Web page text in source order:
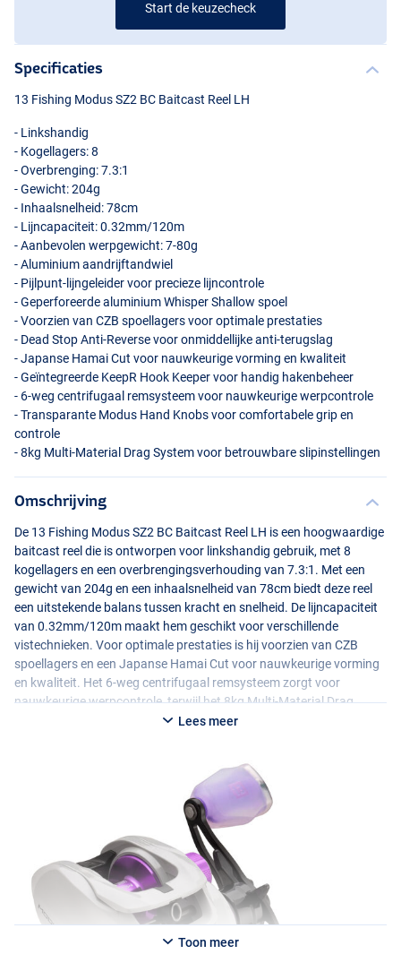
Start de keuzecheck
Specificaties
13 Fishing Modus SZ2 BC Baitcast Reel LH
- Linkshandig
- Kogellagers: 8
- Overbrenging: 7.3:1
- Gewicht: 204g
- Inhaalsnelheid: 78cm
- Lijncapaciteit: 0.32mm/120m
- Aanbevolen werpgewicht: 7-80g
- Aluminium aandrijftandwiel
- Pijlpunt-lijngeleider voor precieze lijncontrole
- Geperforeerde aluminium Whisper Shallow spoel
- Voorzien van CZB spoellagers voor optimale prestaties
- Dead Stop Anti-Reverse voor onmiddellijke anti-terugslag
- Japanse Hamai Cut voor nauwkeurige vorming en kwaliteit
- Geïntegreerde KeepR Hook Keeper voor handig hakenbeheer
- 6-weg centrifugaal remsysteem voor nauwkeurige werpcontrole
- Transparante Modus Hand Knobs voor comfortabele grip en
controle
- 8kg Multi-Material Drag System voor betrouwbare slipinstellingen
Omschrijving
De 13 Fishing Modus SZ2 BC Baitcast Reel LH is een hoogwaardige
baitcast reel die is ontworpen voor linkshandig gebruik, met 8
kogellagers en een overbrengingsverhouding van 7.3:1. Met een
gewicht van 204g en een inhaalsnelheid van 78cm biedt deze reel
een uitstekende balans tussen kracht en snelheid. De lijncapaciteit
van 0.32mm/120m maakt hem geschikt voor verschillende
vistechnieken. Voor optimale prestaties is hij voorzien van CZB
spoellagers en een Japanse Hamai Cut voor nauwkeurige vorming
en kwaliteit. Het 6-weg centrifugaal remsysteem zorgt voor
nauwkeurige werpcontrole, terwijl het 8kg Multi-Material Drag
System betrouwbare slipinstellingen biedt. De geïntegreerde KeepR
gewichtsvermindering mogelijk maakt. Met het Dead Stop Anti-
Reverse mechanisme en de Transparante Modus Hand Knobs biedt
deze reel comfortabele grip en volledige controle tijdens het vissen.
Met een aanbevolen werpgewicht van 7-80g is hij geschikt voor
diverse visomstandigheden.
Lees meer
Toon meer